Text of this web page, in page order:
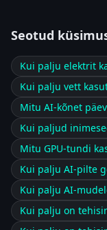
Seotud
Kui palju elektrit
Kui palju vett
Mitu AI-kõnet
Kui paljud
Mitu GPU-tundi
Kui palju AI-pilte
Kui palju AI-
Kui palju on